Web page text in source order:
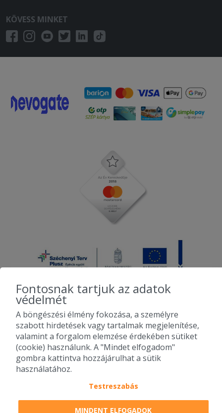
KÖVESS MINKET
2010-2026 Copyright - Falatozz.hu - Diston-line Kft.
Pizza, gyros, hamburger, menük kedvező áron, egy helyen az összes
étterem ajánlata.
Fontosnak tartjuk az adatok
védelmét
A böngészési élmény fokozása, a személyre
szabott hirdetések vagy tartalmak megjelenítése,
valamint a forgalom elemzése érdekében sütiket
(cookie) használunk. A "Mindet elfogadom"
gombra kattintva hozzájárulhat a sütik
használatához.
Testreszabás
MINDENT ELFOGADOK